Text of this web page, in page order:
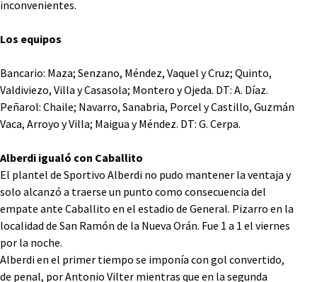
inconvenientes.
Los equipos
Bancario: Maza; Senzano, Méndez, Vaquel y Cruz; Quinto,
Valdiviezo, Villa y Casasola; Montero y Ojeda. DT: A. Díaz.
Peñarol: Chaile; Navarro, Sanabria, Porcel y Castillo, Guzmán
Vaca, Arroyo y Villa; Maigua y Méndez. DT: G. Cerpa.
Alberdi igualó con Caballito
El plantel de Sportivo Alberdi no pudo mantener la ventaja y
solo alcanzó a traerse un punto como consecuencia del
empate ante Caballito en el estadio de General. Pizarro en la
localidad de San Ramón de la Nueva Orán. Fue 1 a 1 el viernes
por la noche.
Alberdi en el primer tiempo se imponía con gol convertido,
de penal, por Antonio Vilter mientras que en la segunda